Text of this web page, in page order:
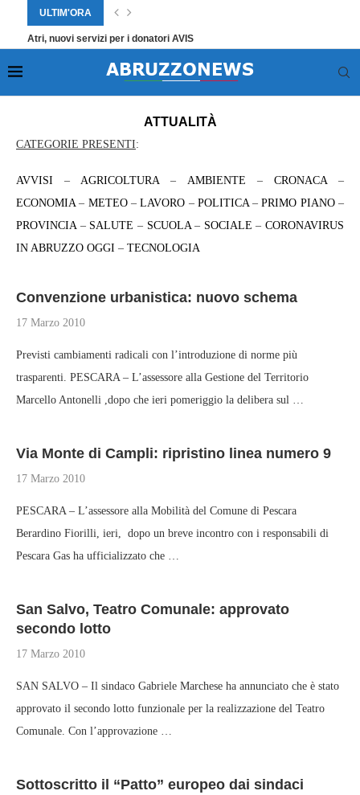
ULTIM'ORA
Atri, nuovi servizi per i donatori AVIS
Home Pagina 5920
ATTUALITÀ
CATEGORIE PRESENTI:
AVVISI –AGRICOLTURA– AMBIENTE – CRONACA–
ECONOMIA– METEO–LAVORO – POLITICA–PRIMO PIANO–
PROVINCIA– SALUTE – SCUOLA– SOCIALE – CORONAVIRUS
IN ABRUZZO OGGI – TECNOLOGIA
Convenzione urbanistica: nuovo schema
17 Marzo 2010
Previsti cambiamenti radicali con l’introduzione di norme più
trasparenti. PESCARA – L’assessore alla Gestione del Territorio
Marcello Antonelli ,dopo che ieri pomeriggio la delibera sul …
Via Monte di Campli: ripristino linea numero 9
17 Marzo 2010
PESCARA – L’assessore alla Mobilità del Comune di Pescara
Berardino Fiorilli, ieri, dopo un breve incontro con i responsabili di
Pescara Gas ha ufficializzato che …
San Salvo, Teatro Comunale: approvato
secondo lotto
17 Marzo 2010
SAN SALVO – Il sindaco Gabriele Marchese ha annunciato che è stato
approvato il secondo lotto funzionale per la realizzazione del Teatro
Comunale. Con l’approvazione …
Sottoscritto il “Patto” europeo dai sindaci